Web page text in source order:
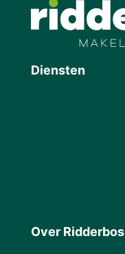
Diensten
Over Ridderbos